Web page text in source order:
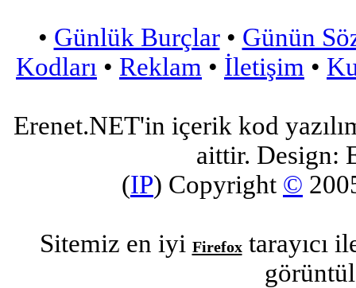
• Günlük Burçlar• Günün
Kodları • Reklam • İletişim •
Erenet.NET'in içerik kod
aittir. Design:
(IP) Copyright ©
Sitemiz en iyi Firefoxtarayıcı